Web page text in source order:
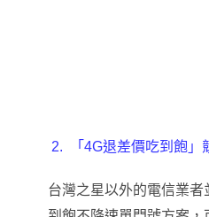
2. 「4G退差價吃到飽」
台灣之星以外的電信業